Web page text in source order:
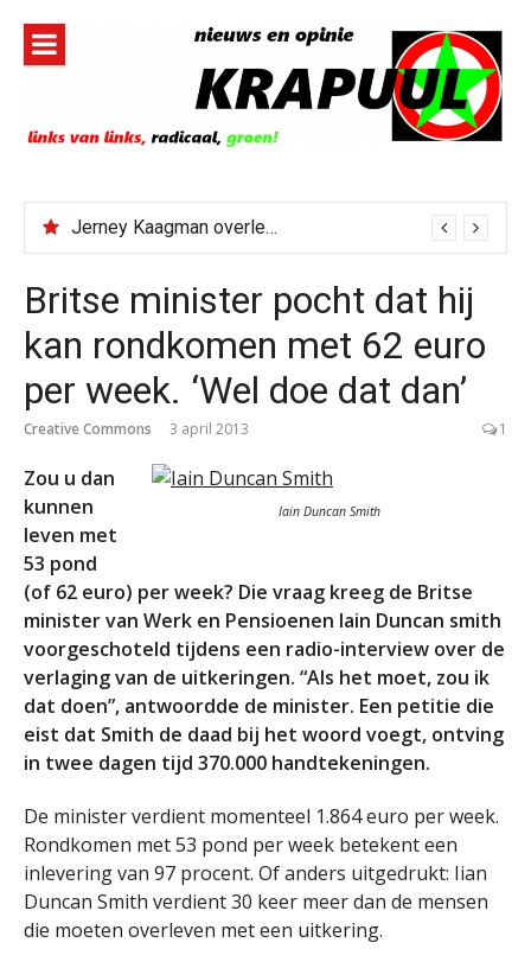
inhoud
Jerney Kaagman overleden
Britse minister pocht dat hij
kan rondkomen met 62 euro
per week. ‘Wel doe dat dan’
Creative Commons 3 april 2013 1
Iain Duncan Smith
Zou u dan
kunnen
leven met
53 pond
(of 62 euro) per week? Die vraag kreeg de Britse
minister van Werk en Pensioenen Iain Duncan smith
voorgeschoteld tijdens een radio-interview over de
verlaging van de uitkeringen. “Als het moet, zou ik
dat doen”, antwoordde de minister. Een petitie die
eist dat Smith de daad bij het woord voegt, ontving
in twee dagen tijd 370.000 handtekeningen.
De minister verdient momenteel 1.864 euro per week.
Rondkomen met 53 pond per week betekent een
inlevering van 97 procent. Of anders uitgedrukt: Iian
Duncan Smith verdient 30 keer meer dan de mensen
die moeten overleven met een uitkering.